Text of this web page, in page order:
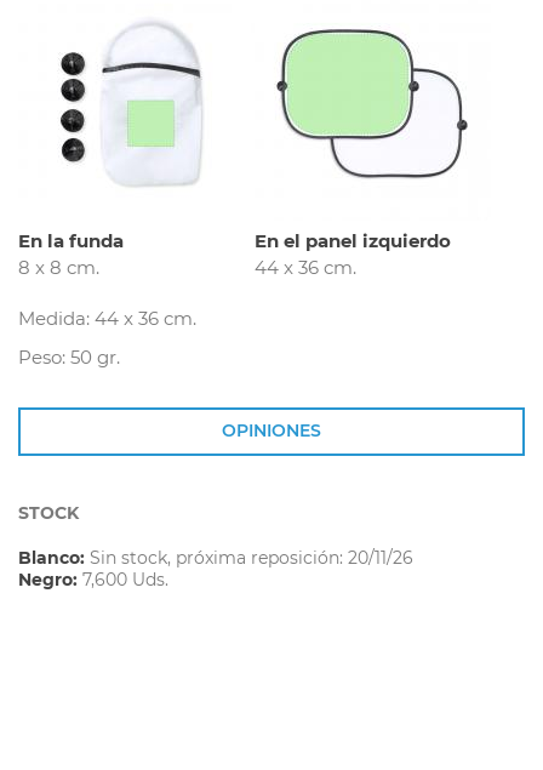
En la funda
8 x 8 cm.
En el panel izquierdo
44 x 36 cm.
Medida: 44 x 36 cm.
Peso: 50 gr.
OPINIONES
STOCK
Blanco: Sin stock, próxima reposición: 20/11/26
Negro: 7,600 Uds.